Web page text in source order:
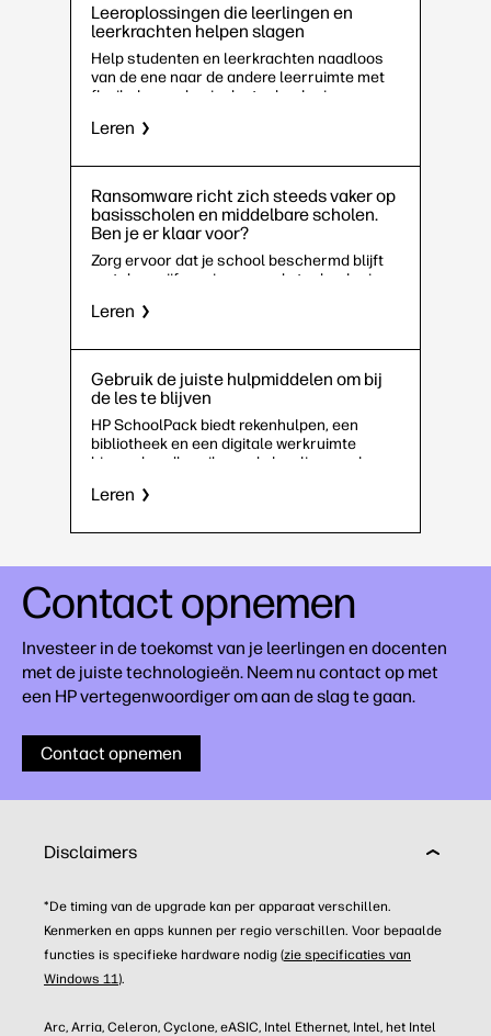
Leeroplossingen die leerlingen en
leerkrachten helpen slagen
Help studenten en leerkrachten naadloos
van de ene naar de andere leerruimte met
flexibele academische technologie.
Leren
Ransomware richt zich steeds vaker op
basisscholen en middelbare scholen.
Ben je er klaar voor?
Zorg ervoor dat je school beschermd blijft
met deze vijf manieren om de technologie
Leren
Gebruik de juiste hulpmiddelen om bij
de les te blijven
HP SchoolPack biedt rekenhulpen, een
bibliotheek en een digitale werkruimte
binnen handbereik van de leerlingen, plus
Leren
Contact opnemen
Investeer in de toekomst van je leerlingen en docenten
met de juiste technologieën. Neem nu contact op met
een HP vertegenwoordiger om aan de slag te gaan.
Contact opnemen
Disclaimers
*De timing van de upgrade kan per apparaat verschillen.
Kenmerken en apps kunnen per regio verschillen. Voor bepaalde
functies is specifieke hardware nodig (zie specificaties van
Windows 11).
Arc, Arria, Celeron, Cyclone, eASIC, Intel Ethernet, Intel, het Intel